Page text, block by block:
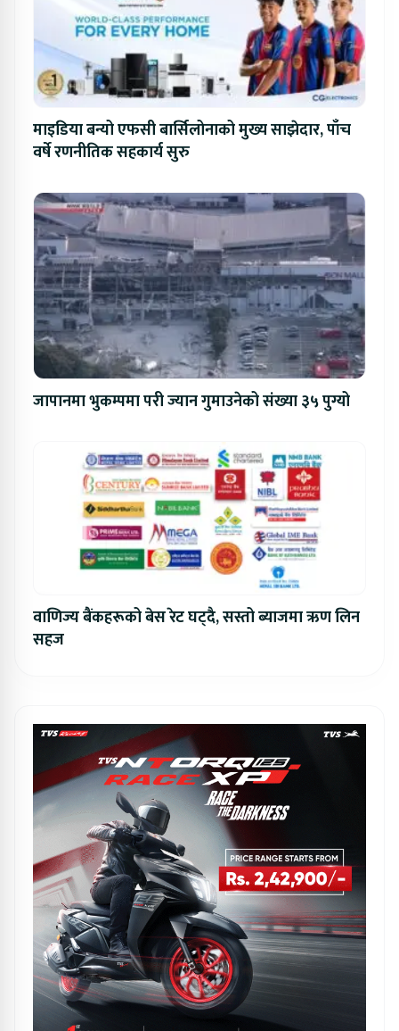
माइडिया बन्यो एफसी बार्सिलोनाको मुख्य साझेदार, पाँच
वर्षे रणनीतिक सहकार्य सुरु
जापानमा भुकम्पमा परी ज्यान गुमाउनेको संख्या ३५ पुग्यो
वाणिज्य बैंकहरूको बेस रेट घट्दै, सस्तो ब्याजमा ऋण लिन
सहज